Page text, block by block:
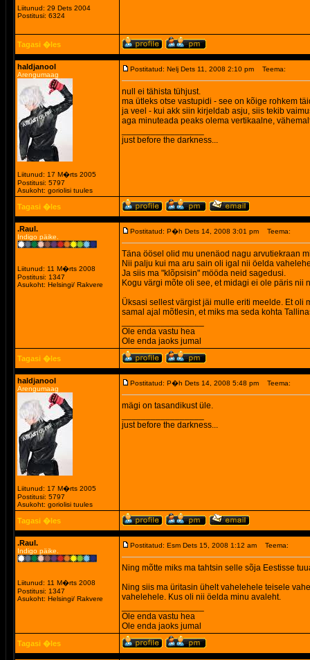
Liitunud: 29 Dets 2004
Postitusi: 6324
Tagasi �les
haldjanool
Arengumaag
Liitunud: 17 M�rts 2005
Postitusi: 5797
Asukoht: goriolisi tuules
Postitatud: Nelj Dets 11, 2008 2:10 pm Teema:
null ei tähista tühjust.
ma ütleks otse vastupidi - see on kõige rohkem
ja veel - kui akk siin kirjeldab asju, siis tekib
aga minuteada peaks olema vertikaalne,
just before the darkness...
Tagasi �les
.Raul.
Indigo päike.
Liitunud: 11 M�rts 2008
Postitusi: 1347
Asukoht: Helsingi/ Rakvere
Postitatud: P�h Dets 14, 2008 3:01 pm Teema:
Täna öösel olid mu unenäod nagu arvutiekraan
Nii palju kui ma aru sain oli igal nii öelda
Ja siis ma "klõpsisin" mööda neid sagedusi.
Kogu värgi mõte oli see, et midagi ei ole päris nii
Üksasi sellest värgist jäi mulle eriti meelde. Et oli
samal ajal mõtlesin, et miks ma seda kohta
Ole enda vastu hea
Ole enda jaoks jumal
Tagasi �les
haldjanool
Arengumaag
Liitunud: 17 M�rts 2005
Postitusi: 5797
Asukoht: goriolisi tuules
Postitatud: P�h Dets 14, 2008 5:48 pm Teema:
mägi on tasandikust üle.
just before the darkness...
Tagasi �les
.Raul.
Indigo päike.
Liitunud: 11 M�rts 2008
Postitusi: 1347
Asukoht: Helsingi/ Rakvere
Postitatud: Esm Dets 15, 2008 1:12 am Teema:
Ning mõtte miks ma tahtsin selle sõja Eestisse
Ning siis ma üritasin ühelt vahelehele teisele
vahelehele. Kus oli nii öelda minu avaleht.
Ole enda vastu hea
Ole enda jaoks jumal
Tagasi �les